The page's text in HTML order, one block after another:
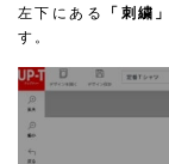
左下にある 「刺繍
す。